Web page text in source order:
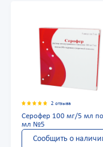
2 отзыва
Серофер 100 мг/5 мл
мл №5
Сообщить о